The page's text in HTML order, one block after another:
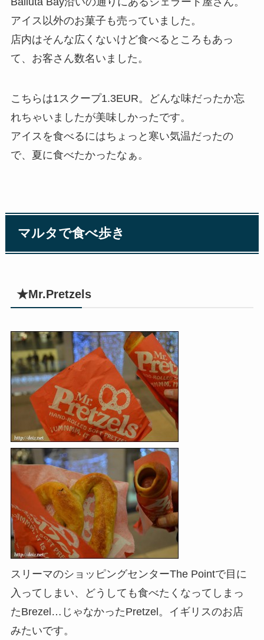
アイス以外のお菓子も売っていました。
店内はそんな広くないけど食べるところもあっ
て、お客さん数名いました。
こちらは1スクープ1.3EUR。どんな味だったか忘
れちゃいましたが美味しかったです。
アイスを食べるにはちょっと寒い気温だったの
で、夏に食べたかったなぁ。
マルタで食べ歩き
★Mr.Pretzels
スリーマのショッピングセンターThe Pointで目に
入ってしまい、どうしても食べたくなってしまっ
たBrezel…じゃなかったPretzel。イギリスのお店
みたいです。